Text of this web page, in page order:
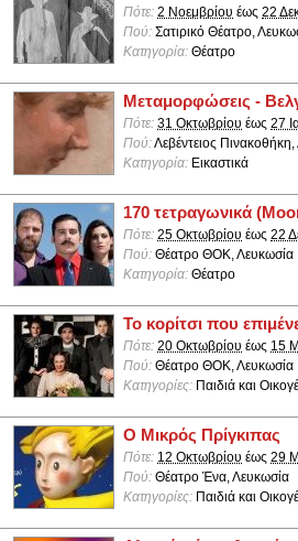
Πότε: 2 Νοεμβρίου έως 22
Πού: Σατιρικό Θέατρο,
Κατηγορία: Θέατρο
Μεταμορφώσεις -
Πότε: 31 Οκτωβρίου έως 27
Πού:Λεβέντειος
Κατηγορία: Εικαστικά
170 τετραγωνικά
Πότε: 25 Οκτωβρίου έως 22
Πού: Θέατρο ΘΟΚ, Λευκωσία
Κατηγορία: Θέατρο
Το κορίτσι που
Πότε: 20 Οκτωβρίου έως 15
Πού: Θέατρο ΘΟΚ, Λευκωσία
Κατηγορίες: Παιδιά και
Ο Μικρός Πρίγκιπας
Πότε: 12 Οκτωβρίου έως 29
Πού: Θέατρο Ένα, Λευκωσία
Κατηγορίες: Παιδιά και